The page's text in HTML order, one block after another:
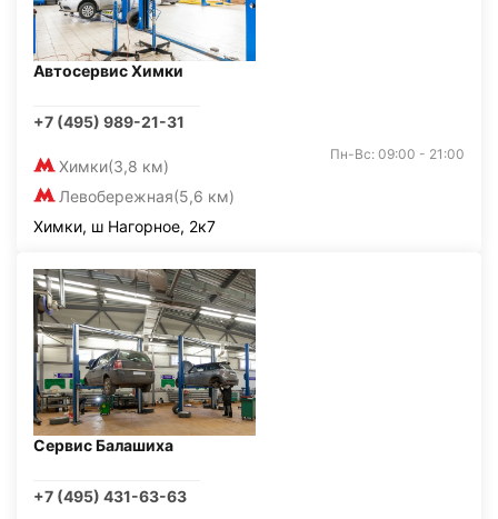
Автосервис Химки
+7 (495) 989-21-31
Химки(3,8 км)
Левобережная(5,6 км)
Пн-Вс: 09:00 - 21:00
Химки, ш Нагорное, 2к7
Сервис Балашиха
+7 (495) 431-63-63